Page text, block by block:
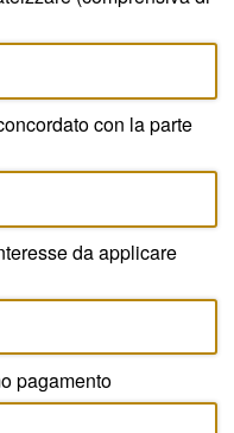
con la parte
da applicare
pagamento